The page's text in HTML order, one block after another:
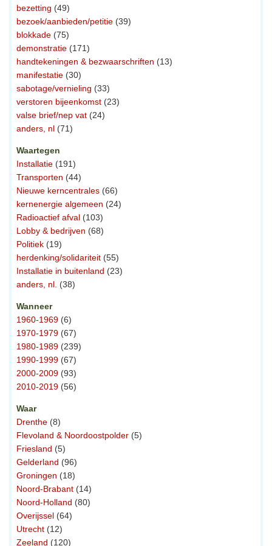
bezetting (49)
bezoek/aanbieden/petitie (39)
blokkade (75)
demonstratie (171)
handtekeningen & bezwaarschriften (13)
manifestatie (30)
sabotage/vernieling (33)
verstoren bijeenkomst (23)
valse brief/nep vat (24)
anders, nl (71)
Waartegen
Installatie (191)
Transporten (44)
Nieuwe kerncentrales (66)
kernenergie algemeen (24)
Radioactief afval (103)
Lobby & bedrijven (68)
Politiek (19)
herdenking/solidariteit (55)
Installatie in buitenland (23)
anders, nl. (38)
Wanneer
1960-1969 (6)
1970-1979 (67)
1980-1989 (239)
1990-1999 (67)
2000-2009 (93)
2010-2019 (56)
Waar
Drenthe (8)
Flevoland & Noordoostpolder (5)
Friesland (5)
Gelderland (96)
Groningen (18)
Noord-Brabant (14)
Noord-Holland (80)
Overijssel (64)
Utrecht (12)
Zeeland (120)